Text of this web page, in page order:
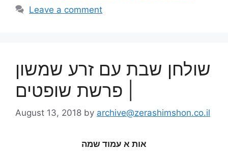
Leave a comment
שולחן שבת עם זרע שמשון
| פרשת שופטים
August 13, 2018 by archive@zerashimshon.co.il
אות א עמוד שמה